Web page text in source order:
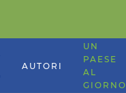
AUTORI
UN
PAESE
AL
GIORNO